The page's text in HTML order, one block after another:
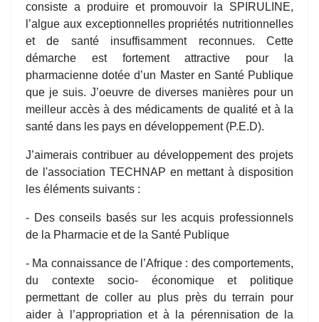
consiste a produire et promouvoir la SPIRULINE,
l’algue aux exceptionnelles propriétés nutritionnelles
et de santé insuffisamment reconnues. Cette
démarche est fortement attractive pour la
pharmacienne dotée d’un Master en Santé Publique
que je suis. J’oeuvre de diverses manières pour un
meilleur accès à des médicaments de qualité et à la
santé dans les pays en développement (P.E.D).
J’aimerais contribuer au développement des projets
de l'association TECHNAP en mettant à disposition
les éléments suivants :
- Des conseils basés sur les acquis professionnels
de la Pharmacie et de la Santé Publique
- Ma connaissance de l’Afrique : des comportements,
du contexte socio- économique et politique
permettant de coller au plus près du terrain pour
aider à l’appropriation et à la pérennisation de la